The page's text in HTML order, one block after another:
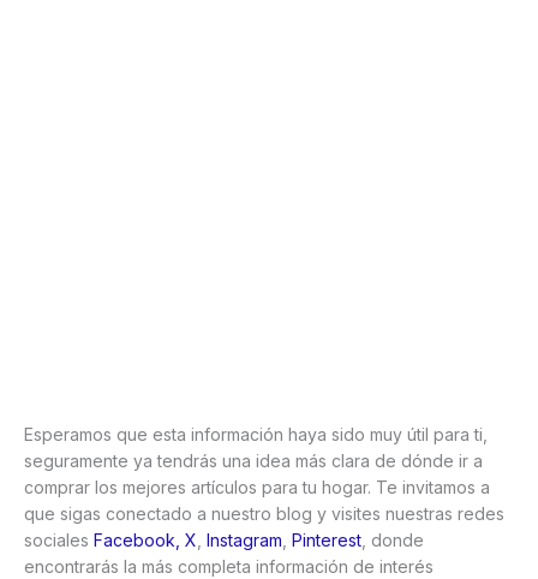
Esperamos que esta información haya sido muy útil para ti,
seguramente ya tendrás una idea más clara de dónde ir a
comprar los mejores artículos para tu hogar. Te invitamos a
que sigas conectado a nuestro blog y visites nuestras redes
sociales Facebook, X Instagram Pinterest , donde
encontrarás la más completa información de interés